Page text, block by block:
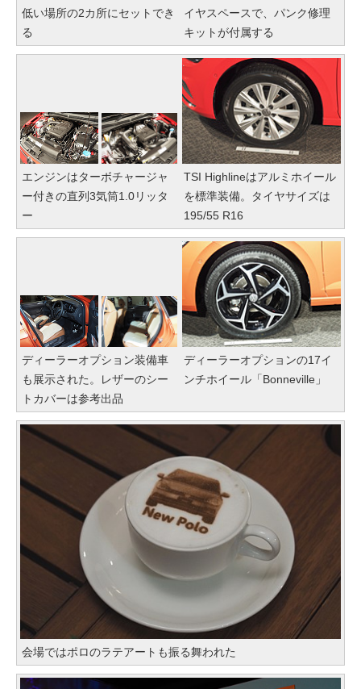
低い場所の2カ所にセットでき
る
イヤスペースで、パンク修理
キットが付属する
エンジンはターボチャージャ
ー付きの直列3気筒1.0リッタ
ー
TSI Highlineはアルミホイール
を標準装備。タイヤサイズは
195/55 R16
ディーラーオプション装備車
も展示された。レザーのシー
トカバーは参考出品
ディーラーオプションの17イ
ンチホイール「Bonneville」
会場ではポロのラテアートも振る舞われた